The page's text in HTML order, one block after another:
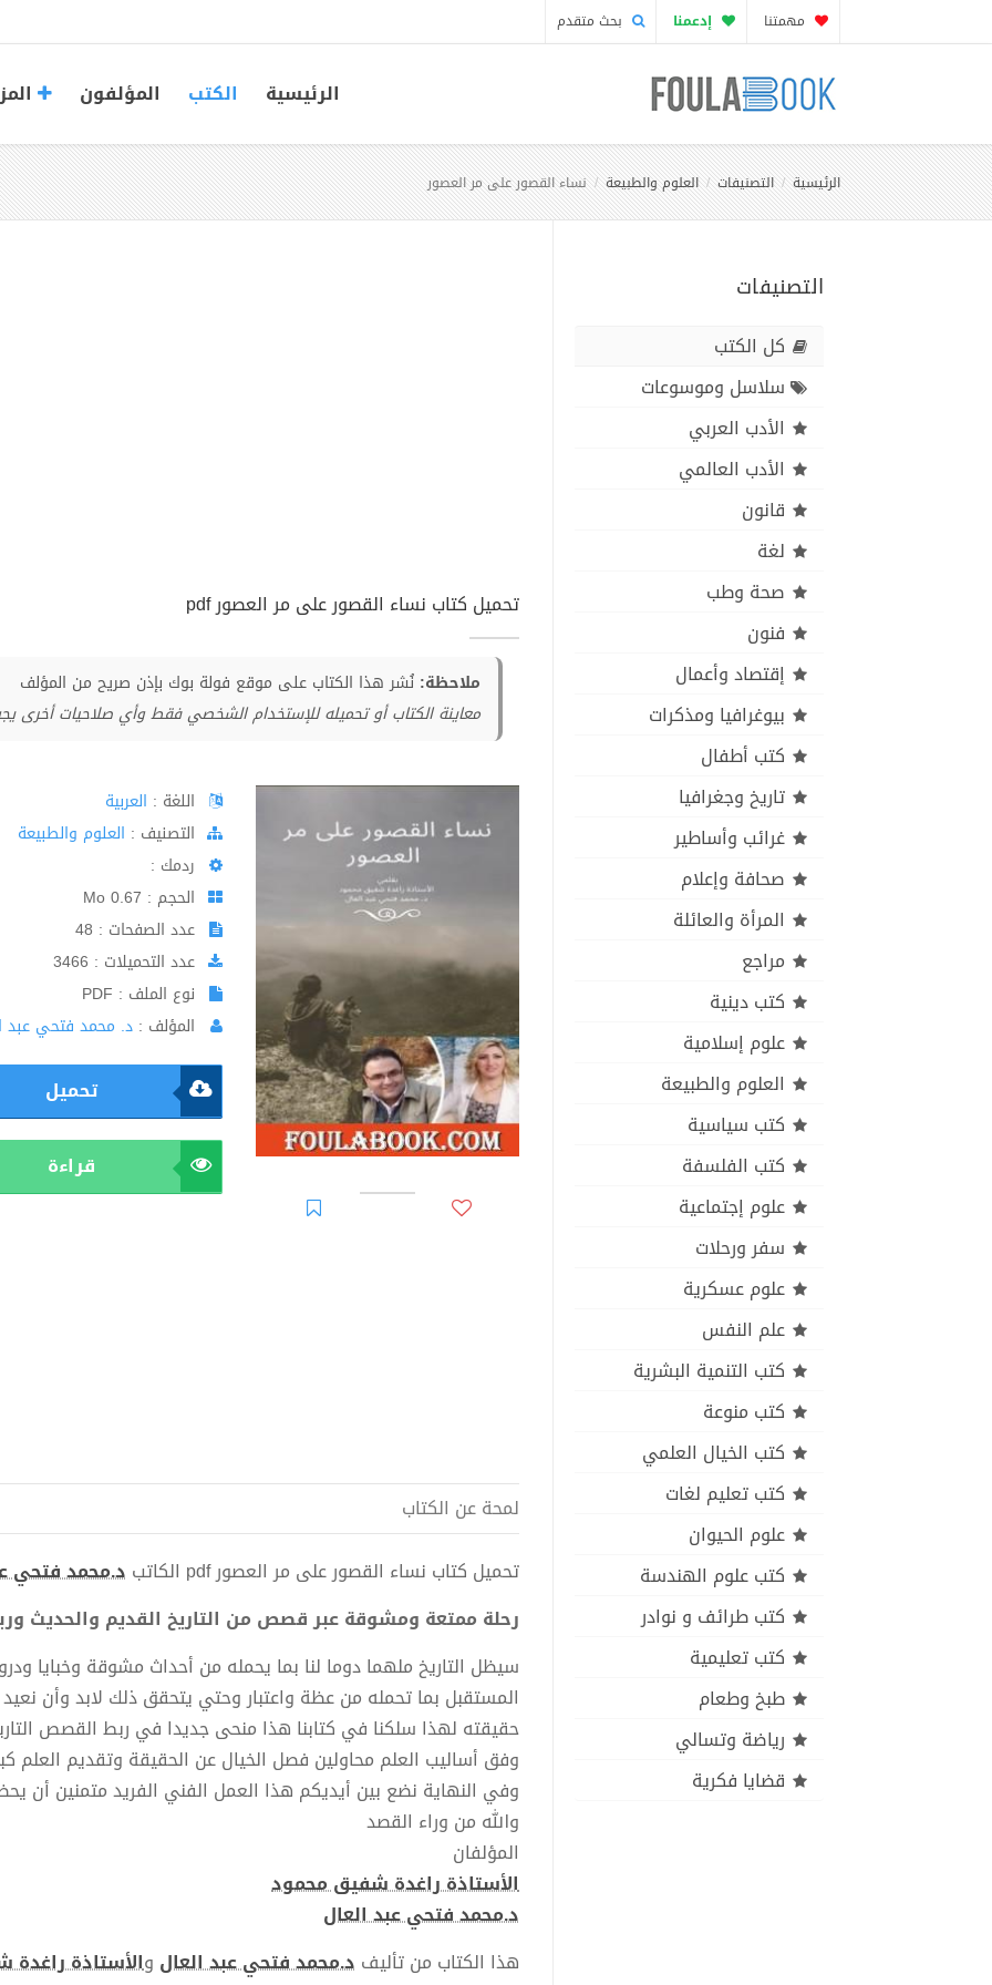
مهمتنا إدعمنا بحث متقدم
الرئيسية الكتب المؤلفون
الرئيسية التصنيفات العلوم والطبيعة نساء القصور على مر العصور
التصنيفات
كل الكتب
سلاسل وموسوعات
الأدب العربي
الأدب العالمي
قانون
لغة
صحة وطب
فنون
إقتصاد وأعمال
بيوغرافيا ومذكرات
كتب أطفال
تاريخ وجغرافيا
غرائب وأساطير
صحافة وإعلام
المرأة والعائلة
مراجع
كتب دينية
علوم إسلامية
العلوم والطبيعة
كتب سياسية
كتب الفلسفة
علوم إجتماعية
سفر ورحلات
علوم عسكرية
علم النفس
كتب التنمية البشرية
كتب منوعة
كتب الخيال العلمي
كتب تعليم لغات
علوم الحيوان
كتب علوم الهندسة
كتب طرائف و نوادر
كتب تعليمية
طبخ وطعام
رياضة وتسالي
قضايا فكرية
تحميل كتاب نساء القصور على مر العصور pdf
ملاحظة: نُشر هذا الكتاب على موقع فولة بوك بإذن صريح من المؤلف
معاينة الكتاب أو تحميله للإستخدام الشخصي فقط وأي صلاحيات أخرى
اللغة : العربية
اﻟﺘﺼﻨﻴﻒ : العلوم والطبيعة
ردمك :
الحجم : 0.67 Mo
عدد الصفحات : 48
عدد التحميلات : 3466
نوع الملف : PDF
المؤلف : د. محمد فتحي عبد
تحميل
قراءة
لمحة عن الكتاب
تحميل كتاب نساء القصور على مر العصور pdf الكاتب
د.محمد فتحي
رحلة ممتعة ومشوقة عبر قصص من التاريخ القديم والحديث
سيظل التاريخ ملهما دوما لنا بما يحمله من أحداث مشوقة وخبايا
المستقبل بما تحمله من عظة واعتبار وحتي يتحقق ذلك لابد وأن
حقيقته لهذا سلكنا في كتابنا هذا منحى جديدا في ربط القصص
وفق أساليب العلم محاولين فصل الخيال عن الحقيقة وتقديم
وفي النهاية نضع بين أيديكم هذا العمل الفني الفريد متمنين أن
والله من وراء القصد
المؤلفان
الأستاذة راغدة شفيق محمود
د.محمد فتحي عبد العال
هذا الكتاب من تأليف د.محمد فتحي عبد العال والأستاذة